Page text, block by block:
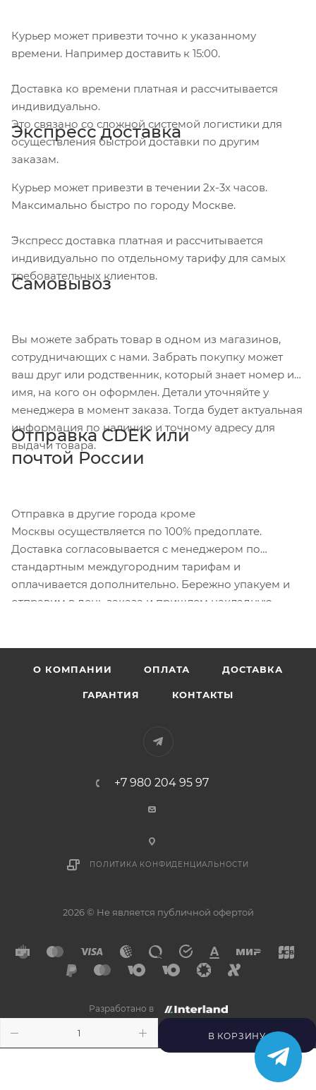
В КОРЗИНУ
Курьер может привезти точно к указанному
времени. Например доставить к 15:00.
Доставка ко времени платная и рассчитывается
индивидуально.
Это связано со сложной системой логистики для
осуществления быстрой доставки по другим
заказам.
Экспресс доставка
Курьер может привезти в течении 2х-3х часов.
Максимально быстро по городу Москве.
Экспресс доставка платная и рассчитывается
индивидуально по отдельному тарифу для самых
требовательных клиентов.
Самовывоз
Вы можете забрать товар в одном из магазинов,
сотрудничающих с нами. Забрать покупку может
ваш друг или родственник, который знает номер и
имя, на кого он оформлен. Детали уточняйте у
менеджера в момент заказа. Тогда будет актуальная
информация по наличию и точному адресу для
выдачи товара.
Отправка CDEK или
почтой России
Отправка в другие города кроме
Москвы осуществляется по 100% предоплате.
Доставка согласовывается с менеджером по
стандартным междугородним тарифам и
оплачивается дополнительно. Бережно упакуем и
отправим в день заказа и пришлем накладную.
О КОМПАНИИ ОПЛАТА ДОСТАВКА
ГАРАНТИЯ КОНТАКТЫ
+7 980 204 95 97
ПОЛИТИКА КОНФИДЕНЦИАЛЬНОСТИ
2026 © Не является публичной офертой
Разработано в
×
Напишите нам в
Telegram
Получите ответ прямо